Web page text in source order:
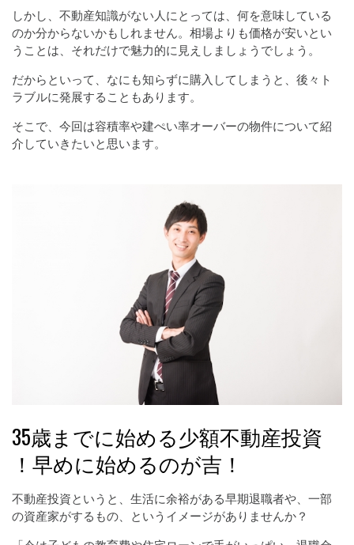
しかし、不動産知識がない人にとっては、何を意味している
のか分からないかもしれません。相場よりも価格が安いとい
うことは、それだけで魅力的に見えしましょうでしょう。
だからといって、なにも知らずに購入してしまうと、後々ト
ラブルに発展することもあります。
そこで、今回は容積率や建ぺい率オーバーの物件について紹
介していきたいと思います。
35歳までに始める少額不動産投資
！早めに始めるのが吉！
不動産投資というと、生活に余裕がある早期退職者や、一部
の資産家がするもの、というイメージがありませんか？